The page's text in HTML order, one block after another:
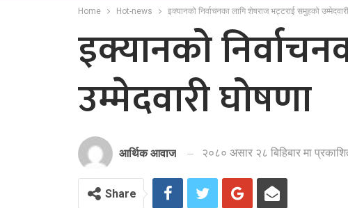
Home Hot-news इक्यानको निर्वाचनका लागि शेषराज भट्टराई समुहको
इक्यानको
उम्मेदवारी घोषणा
आर्थिक आवाज २०८० असार २८ बिहिबार मा
Share